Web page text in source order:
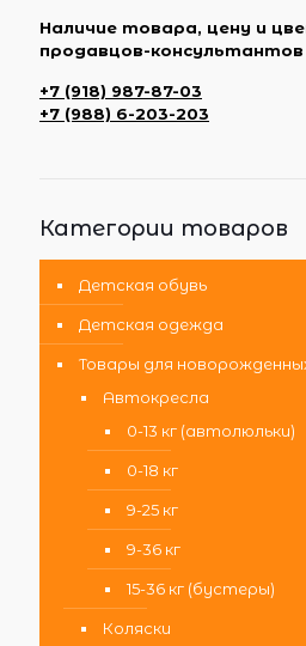
Наличие товара, цену и
продавцов-
+7 (918) 987-87-03
+7 (988) 6-203-203
Категории товаров
Детская обувь
Детская одежда
Товары для
Автокресла
0-13 кг (автолюльки)
0-18 кг
9-25 кг
9-36 кг
15-36 кг (бустеры)
Коляски